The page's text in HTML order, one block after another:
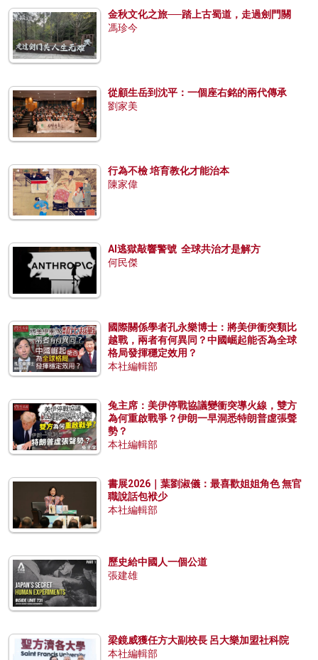
金秋文化之旅──踏上古蜀道，走過劍門關
馮珍今
從顧生岳到沈平：一個座右銘的兩代傳承
劉家美
行為不檢 培育教化才能治本
陳家偉
AI逃獄敲響警號 全球共治才是解方
何民傑
國際關係學者孔永樂博士：將美伊衝突類比
越戰，兩者有何異同？中國崛起能否為全球
格局發揮穩定效用？
本社編輯部
兔主席：美伊停戰協議變衝突導火線，雙方
為何重啟戰爭？伊朗一早洞悉特朗普虛張聲
勢？
本社編輯部
書展2026｜葉劉淑儀：最喜歡姐姐角色 無官
職說話包袱少
本社編輯部
歷史給中國人一個公道
張建雄
梁鏡威獲任方大副校長 呂大樂加盟社科院
本社編輯部